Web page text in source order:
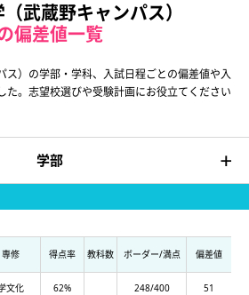
武蔵野キャンパス）
偏差値一覧
ス）の学部・学科、入試日程ごとの偏差値や入
た。志望校選びや受験計画にお役立てください
学部
修 得点率 教科数 ボーダー/満点 偏差値
文化 62% 248/400 51